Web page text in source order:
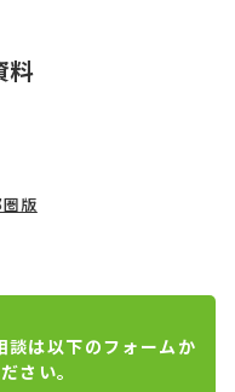
料
版
談は以下のフォームか
さい。